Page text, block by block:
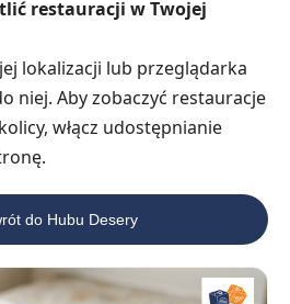
restauracji w Twojej
lokalizacji lub przeglądarka
niej. Aby zobaczyć restauracje
włącz udostępnianie
do Hubu Desery